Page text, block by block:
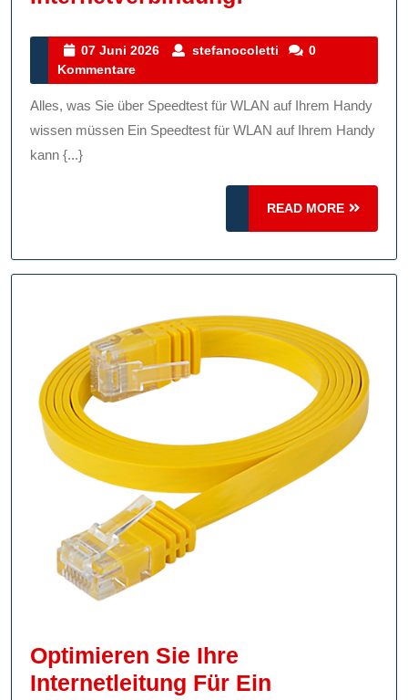
Den
Für
WLAN
Ihrem
Handy:
Sie
Ihrer
07 Juni 2026
07
2026
stefanocoletti stefanocoletti
0
Kommentare
Alles, was Sie über Speedtest für WLAN auf Ihrem Handy
wissen müssen Ein Speedtest für WLAN auf Ihrem Handy
kann {...}
READ MORE
READ
MORE
Optimieren Sie Ihre
Internetleitung Für Ein